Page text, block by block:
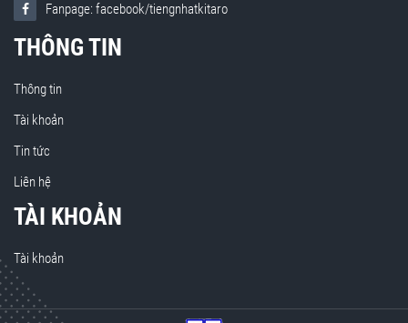
Fanpage: facebook/tiengnhatkitaro
THÔNG TIN
Thông tin
Tài khoản
Tin tức
Liên hệ
TÀI KHOẢN
Tài khoản